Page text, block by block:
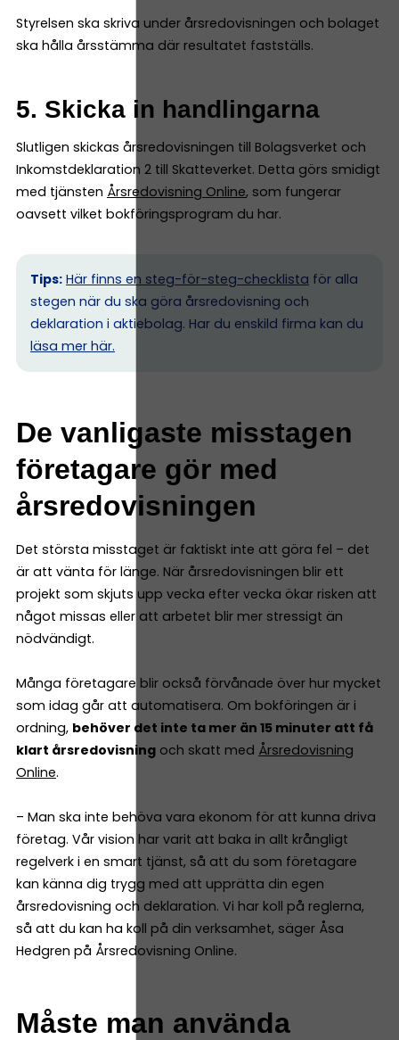
Styrelsen ska skriva under årsredovisningen och bolaget
ska hålla årsstämma där resultatet fastställs.
5. Skicka in handlingarna
Slutligen skickas årsredovisningen till Bolagsverket och
Inkomstdeklaration 2 till Skatteverket. Detta görs smidigt
med tjänsten Årsredovisning Online, som fungerar
oavsett vilket bokföringsprogram du har.
Tips: Här finns en steg-för-steg-checklista för alla
stegen när du ska göra årsredovisning och
deklaration i aktiebolag. Har du enskild firma kan du
läsa mer här.
De vanligaste misstagen
företagare gör med
årsredovisningen
Det största misstaget är faktiskt inte att göra fel – det
är att vänta för länge. När årsredovisningen blir ett
projekt som skjuts upp vecka efter vecka ökar risken att
något missas eller att arbetet blir mer stressigt än
nödvändigt.
Många företagare blir också förvånade över hur mycket
som idag går att automatisera. Om bokföringen är i
ordning, behöver det inte ta mer än 15 minuter att få
klart årsredovisning och skatt med Årsredovisning
Online.
– Man ska inte behöva vara ekonom för att kunna driva
företag. Vår vision har varit att baka in allt krångligt
regelverk i en smart tjänst, så att du som företagare
kan känna dig trygg med att upprätta din egen
årsredovisning och deklaration. Vi har koll på reglerna,
så att du kan ha koll på din verksamhet, säger Åsa
Hedgren på Årsredovisning Online.
Måste man använda